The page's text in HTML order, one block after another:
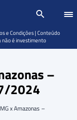
–
2024
x Amazonas –
e Condições | Conteúdo
não é investimento